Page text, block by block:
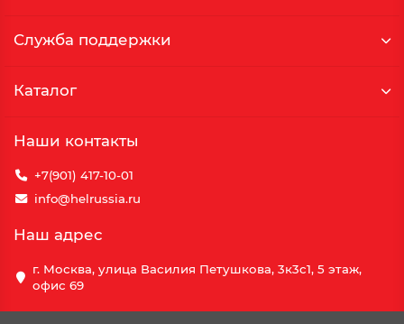
Служба поддержки
Каталог
Наши контакты
+7(901) 417-10-01
info@helrussia.ru
Наш адрес
г. Москва, улица Василия Петушкова, 3к3c1, 5 этаж,
офис 69